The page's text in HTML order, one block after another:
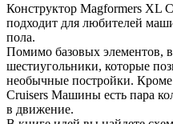
Конструктор Magformers XL
подходит для любителей
пола.
Помимо базовых элементов,
шестиугольники, которые
необычные постройки. Кроме
Cruisers Машины есть пара
в движение.